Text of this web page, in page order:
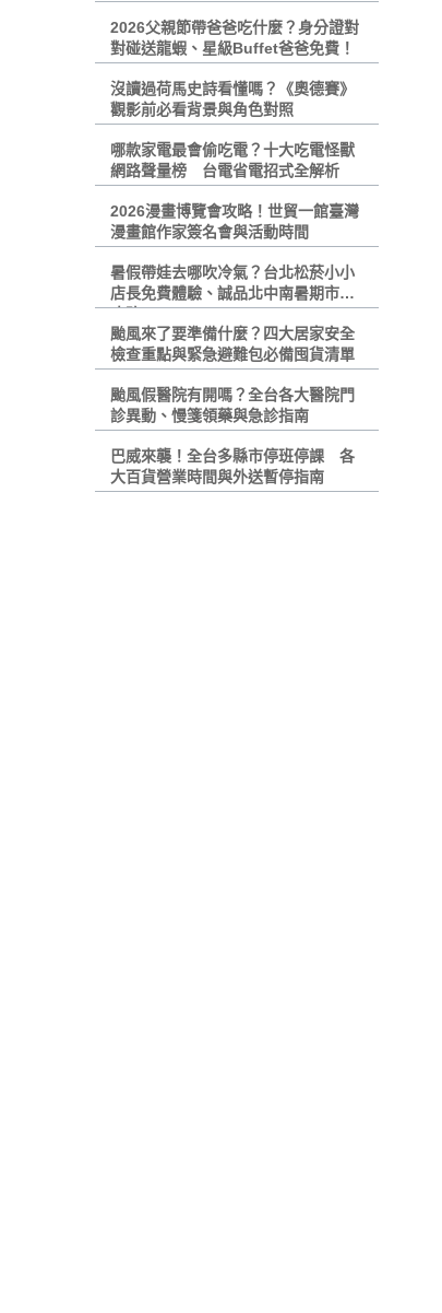
2026父親節帶爸爸吃什麼？身分證對
對碰送龍蝦、星級Buffet爸爸免費！
沒讀過荷馬史詩看懂嗎？《奧德賽》
觀影前必看背景與角色對照
哪款家電最會偷吃電？十大吃電怪獸
網路聲量榜 台電省電招式全解析
2026漫畫博覽會攻略！世貿一館臺灣
漫畫館作家簽名會與活動時間
暑假帶娃去哪吹冷氣？台北松菸小小
店長免費體驗、誠品北中南暑期市集
攻略
颱風來了要準備什麼？四大居家安全
檢查重點與緊急避難包必備囤貨清單
颱風假醫院有開嗎？全台各大醫院門
診異動、慢箋領藥與急診指南
巴威來襲！全台多縣市停班停課 各
大百貨營業時間與外送暫停指南